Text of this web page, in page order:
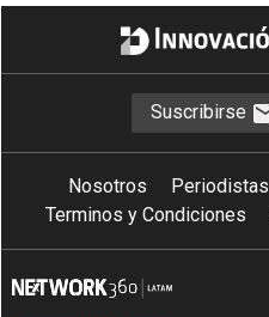
Suscribirse
Nosotros Periodistas
Terminos y Condiciones